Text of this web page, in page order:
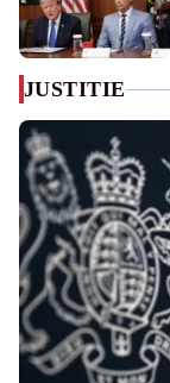
JUSTITIE